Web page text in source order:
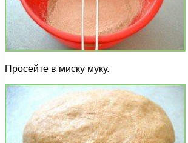
Просейте в миску муку.